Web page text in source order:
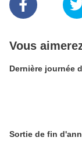
Vous
Dernière journée
Sortie de fin